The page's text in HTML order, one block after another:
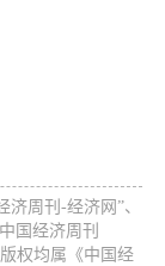
周刊-经济网”、
国经济周刊
权均属《中国经